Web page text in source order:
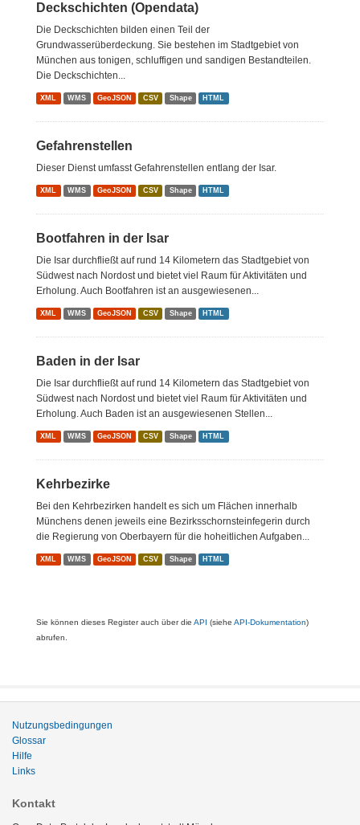
Deckschichten (Opendata)
Die Deckschichten bilden einen Teil der
Grundwasserüberdeckung. Sie bestehen im Stadtgebiet von
München aus tonigen, schluffigen und sandigen Bestandteilen.
Die Deckschichten...
XML WMS GeoJSON CSV Shape HTML
Gefahrenstellen
Dieser Dienst umfasst Gefahrenstellen entlang der Isar.
XML WMS GeoJSON CSV Shape HTML
Bootfahren in der Isar
Die Isar durchfließt auf rund 14 Kilometern das Stadtgebiet von
Südwest nach Nordost und bietet viel Raum für Aktivitäten und
Erholung. Auch Bootfahren ist an ausgewiesenen...
XML WMS GeoJSON CSV Shape HTML
Baden in der Isar
Die Isar durchfließt auf rund 14 Kilometern das Stadtgebiet von
Südwest nach Nordost und bietet viel Raum für Aktivitäten und
Erholung. Auch Baden ist an ausgewiesenen Stellen...
XML WMS GeoJSON CSV Shape HTML
Kehrbezirke
Bei den Kehrbezirken handelt es sich um Flächen innerhalb
Münchens denen jeweils eine Bezirksschornsteinfegerin durch
die Regierung von Oberbayern für die hoheitlichen Aufgaben...
XML WMS GeoJSON CSV Shape HTML
Sie können dieses Register auch über die API (siehe API-Dokumentation)
abrufen.
Nutzungsbedingungen
Glossar
Hilfe
Links
Kontakt